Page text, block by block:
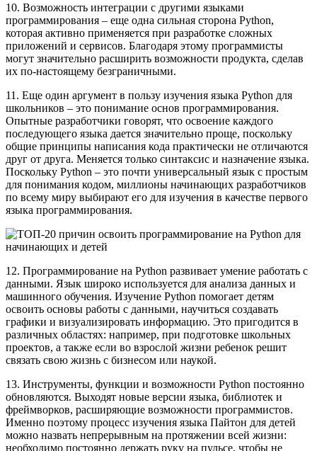
10. Возможность интеграции с другими языками
программирования – еще одна сильная сторона Python,
которая активно применяется при разработке сложных
приложений и сервисов. Благодаря этому программисты
могут значительно расширить возможности продукта, сделав
их по-настоящему безграничными.
11. Еще один аргумент в пользу изучения языка Python для
школьников – это понимание основ программирования.
Опытные разработчики говорят, что освоение каждого
последующего языка дается значительно проще, поскольку
общие принципы написания кода практически не отличаются
друг от друга. Меняется только синтаксис и назначение языка.
Поскольку Python – это почти универсальный язык с простым
для понимания кодом, миллионы начинающих разработчиков
по всему миру выбирают его для изучения в качестве первого
языка программирования.
12. Программирование на Python развивает умение работать с
данными. Язык широко используется для анализа данных и
машинного обучения. Изучение Python помогает детям
освоить основы работы с данными, научиться создавать
графики и визуализировать информацию. Это пригодится в
различных областях: например, при подготовке школьных
проектов, а также если во взрослой жизни ребенок решит
связать свою жизнь с бизнесом или наукой.
13. Инструменты, функции и возможности Python постоянно
обновляются. Выходят новые версии языка, библиотек и
фреймворков, расширяющие возможности программистов.
Именно поэтому процесс изучения языка Пайтон для детей
можно назвать непрерывным на протяжении всей жизни:
необходимо постоянно держать руку на пульсе, чтобы не